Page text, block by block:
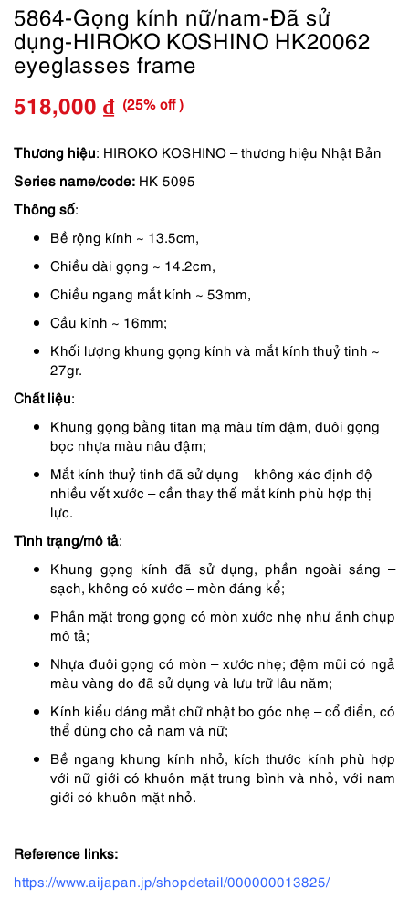
5864-Gọng kính nữ/nam-Đã sử
dụng-HIROKO KOSHINO HK20062
eyeglasses frame
Giá
gốc
là:
518,000 ₫
Giá
hiện
tại
518,000 ₫.
(25% off )
Thương hiệu: HIROKO KOSHINO – thương hiệu Nhật Bản
Series name/code: HK 5095
Thông số:
Bề rộng kính ~ 13.5cm,
Chiều dài gọng ~ 14.2cm,
Chiều ngang mắt kính ~ 53mm,
Cầu kính ~ 16mm;
Khối lượng khung gọng kính và mắt kính thuỷ tinh ~
27gr.
Chất liệu:
Khung gọng bằng titan mạ màu tím đậm, đuôi gọng
bọc nhựa màu nâu đậm;
Mắt kính thuỷ tinh đã sử dụng – không xác định độ –
nhiều vết xước – cần thay thế mắt kính phù hợp thị
lực.
Tình trạng/mô tả:
Khung gọng kính đã sử dụng, phần ngoài sáng –
sạch, không có xước – mòn đáng kể;
Phần mặt trong gọng có mòn xước nhẹ như ảnh chụp
mô tả;
Nhựa đuôi gọng có mòn – xước nhẹ; đệm mũi có ngả
màu vàng do đã sử dụng và lưu trữ lâu năm;
Kính kiểu dáng mắt chữ nhật bo góc nhẹ – cổ điển, có
thể dùng cho cả nam và nữ;
Bề ngang khung kính nhỏ, kích thước kính phù hợp
với nữ giới có khuôn mặt trung bình và nhỏ, với nam
giới có khuôn mặt nhỏ.
Reference links:
https://www.aijapan.jp/shopdetail/000000013825/